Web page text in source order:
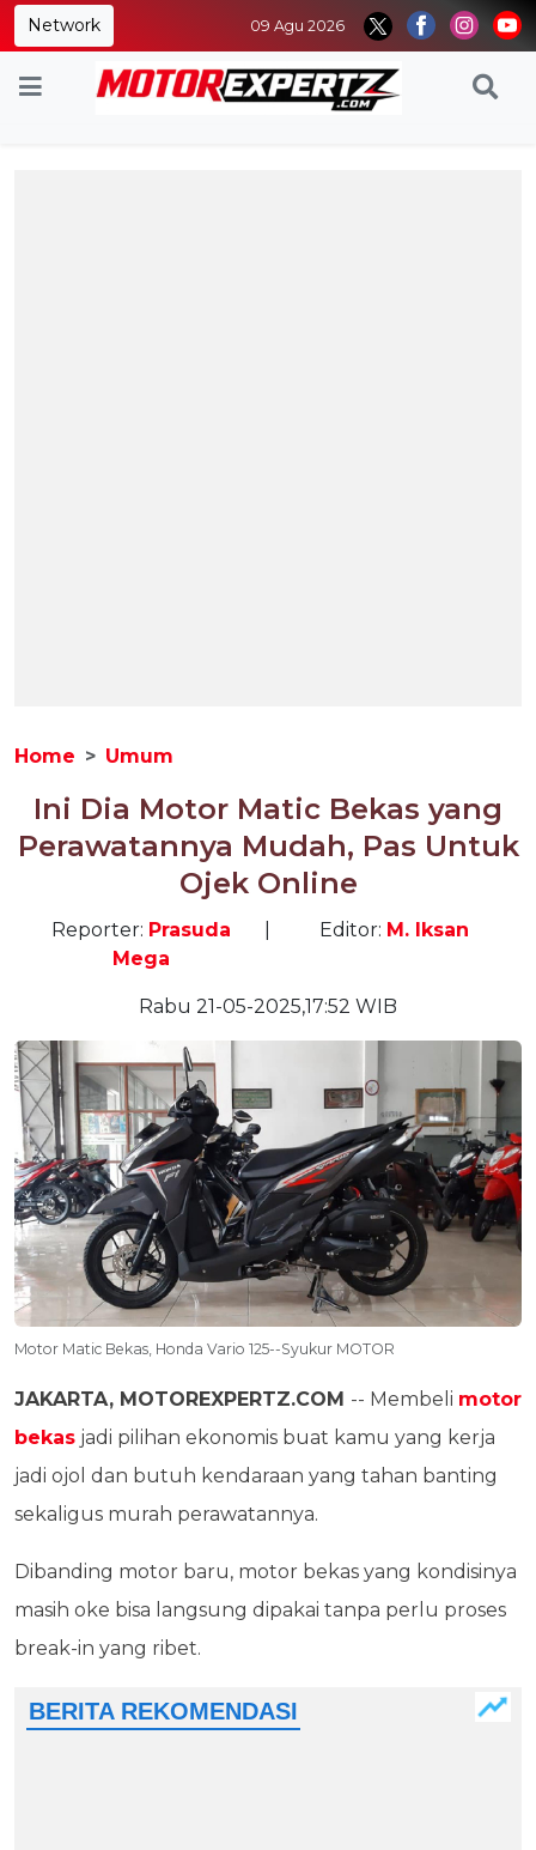
Network 09 Agu 2026
Home Umum
Ini Dia Motor Matic Bekas yang
Perawatannya Mudah, Pas Untuk
Ojek Online
Reporter: Prasuda
Mega
Editor: M. Iksan
Rabu 21-05-2025,17:52 WIB
Motor Matic Bekas, Honda Vario 125--Syukur MOTOR
JAKARTA, MOTOREXPERTZ.COM -- Membeli motor
bekas jadi pilihan ekonomis buat kamu yang kerja
jadi ojol dan butuh kendaraan yang tahan banting
sekaligus murah perawatannya.
Dibanding motor baru, motor bekas yang kondisinya
masih oke bisa langsung dipakai tanpa perlu proses
break-in yang ribet.